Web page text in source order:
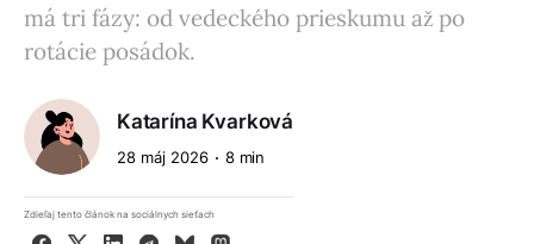
má tri fázy: od vedeckého prieskumu až po
rotácie posádok.
Katarína Kvarková
28 máj 2026 8 min
Zdieľaj tento článok na sociálnych sieťach